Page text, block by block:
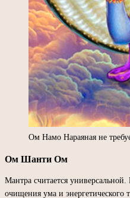
Ом Намо Нараяная не
Ом Шанти Ом
Мантра считается
очищения ума и энергетического